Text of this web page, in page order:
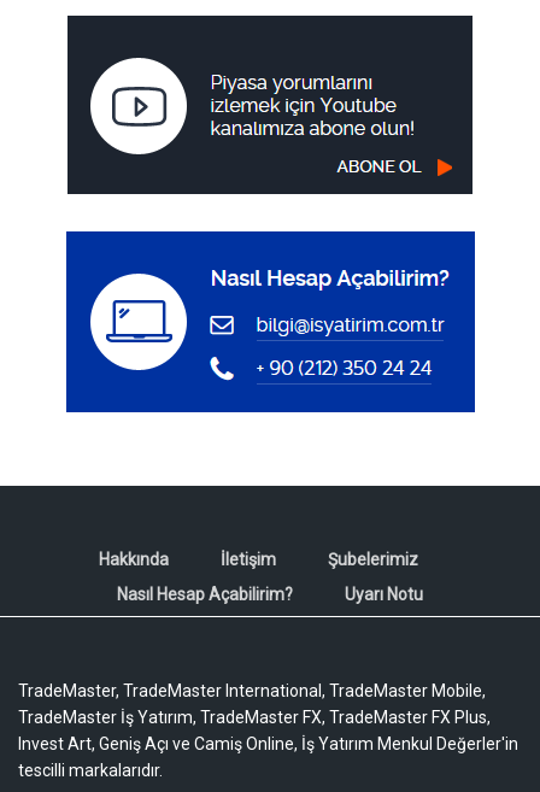
Hakkında İletişim
Şubelerimiz
Nasıl Hesap Açabilirim?
Uyarı Notu
TradeMaster, TradeMaster International, TradeMaster Mobile,
TradeMaster İş Yatırım, TradeMaster FX, TradeMaster FX Plus,
Invest Art, Geniş Açı ve Camiş Online, İş Yatırım Menkul Değerler'in
tescilli markalarıdır.